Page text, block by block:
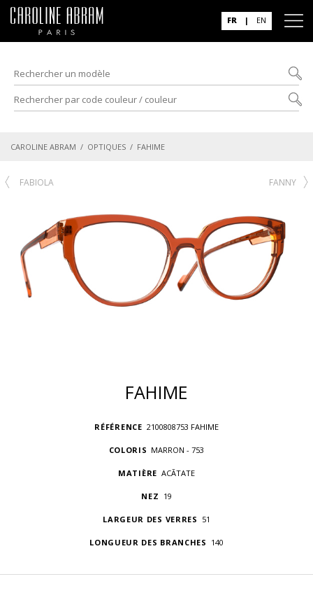
FR | EN
CAROLINE ABRAM / OPTIQUES / FAHIME
FABIOLA FANNY
FAHIME
RÉFÉRENCE 2100808753 FAHIME
COLORIS MARRON - 753
MATIÈRE ACÃTATE
NEZ 19
LARGEUR DES VERRES 51
LONGUEUR DES BRANCHES 140